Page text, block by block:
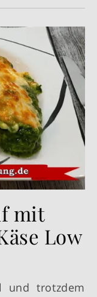
mit
Low